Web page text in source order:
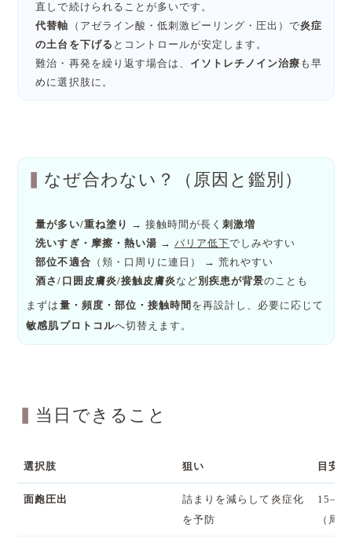
直しで続けられることが多いです。
代替軸
（アゼライン酸・低刺激ピーリング・圧出）で炎症
の土台を下げる とコントロールが安定します。
難治・再発を繰り返す場合は、 イソトレチノイン治療 も早
めに選択肢に。
なぜ合わない？（原因と鑑別）
量が多い/重ね塗り → 接触時間が長く刺激増
洗いすぎ・摩擦・熱い湯 → バリア低下でしみやすい
部位不適合 （頬・口周りに連日） → 荒れやすい
酒さ/口囲皮膚炎/接触皮膚炎など別疾患が背景のことも
まずは 量・頻度・部位・接触時間 を再設計し、必要に応じて
敏感肌プロトコルへ切替えます。
当日できること
選択肢 狙い 目安
面皰圧出
詰まりを減らして炎症化
を予防
15–30
（局